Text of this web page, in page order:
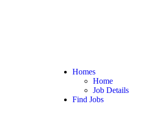
Homes
Home
Job Details
Find Jobs